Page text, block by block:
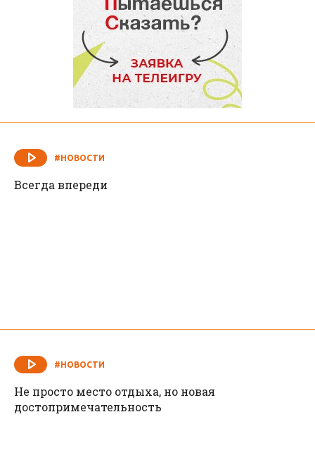
#НОВОСТИ
Всегда впереди
#НОВОСТИ
Не просто место отдыха, но новая
достопримечательность